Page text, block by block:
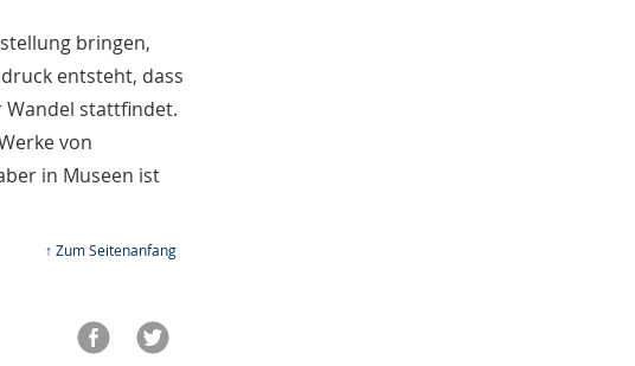
bringen,
entsteht, dass
Wandel stattfindet.
von
in Museen ist
↑ Zum Seitenanfang